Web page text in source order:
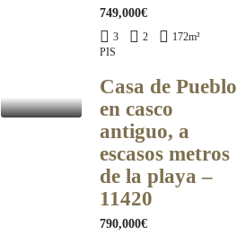
749,000€
3 2 172m²
PIS
Casa de Pueblo
en casco
antiguo, a
escasos metros
de la playa –
11420
790,000€